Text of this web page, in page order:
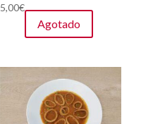
5,00€
Agotado